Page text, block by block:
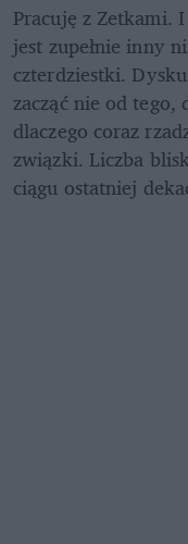
Pracuję z Zetkami.
jest zupełnie inny
czterdziestki.
zacząć nie od tego,
dlaczego coraz
związki. Liczba
ciągu ostatniej